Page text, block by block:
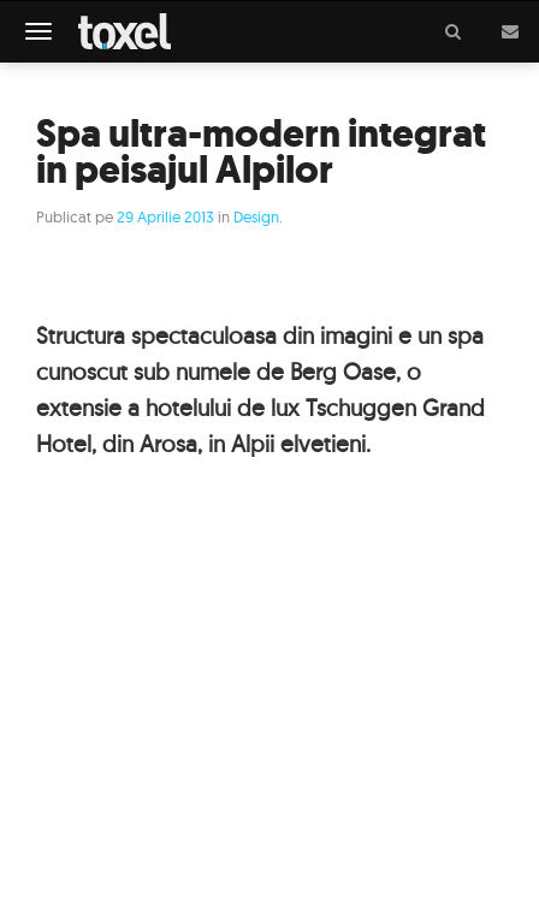
Meniu
Spa ultra-modern integrat
in peisajul Alpilor
Publicat pe29 Aprilie 2013 in Design
Structura spectaculoasa din imagini e un spa
cunoscut sub numele de Berg Oase, o
extensie a hotelului de lux Tschuggen Grand
Hotel, din Arosa, in Alpii elvetieni.